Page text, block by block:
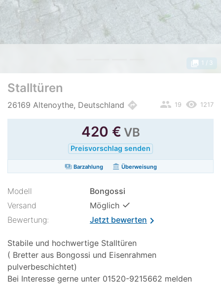
photo_library 1 / 3
Stalltüren
26169 Altenoythe, Deutschland directions remove_red_eye 1217
people 19
420 € VB
Preisvorschlag senden
paymentsBarzahlung account_balance Überweisung
Modell
Bongossi
Versand
Möglich ✓
Bewertung: Jetzt bewertenchevron_right
Stabile und hochwertige Stalltüren
( Bretter aus Bongossi und Eisenrahmen
pulverbeschichtet)
Bei Interesse gerne unter 01520-9215662 melden